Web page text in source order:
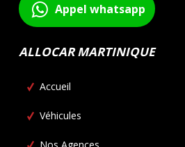
Appel whatsapp
ALLOCAR MARTINIQUE
Accueil
Véhicules